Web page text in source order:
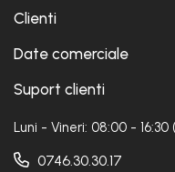
Clienti
Date comerciale
Suport clienti
Luni - Vineri: 08:00 -
0746.30.30.17